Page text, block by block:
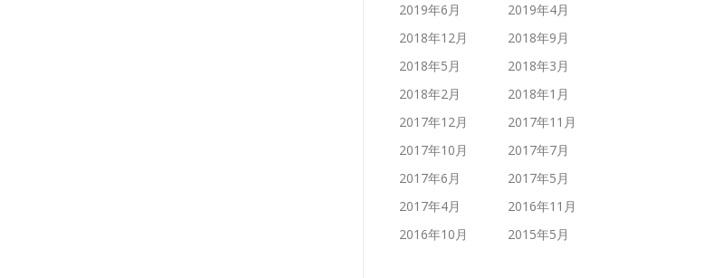
2019年6月
2019年4月
2018年12月
2018年9月
2018年5月
2018年3月
2018年2月
2018年1月
2017年12月
2017年11月
2017年10月
2017年7月
2017年6月
2017年5月
2017年4月
2016年11月
2016年10月
2015年5月